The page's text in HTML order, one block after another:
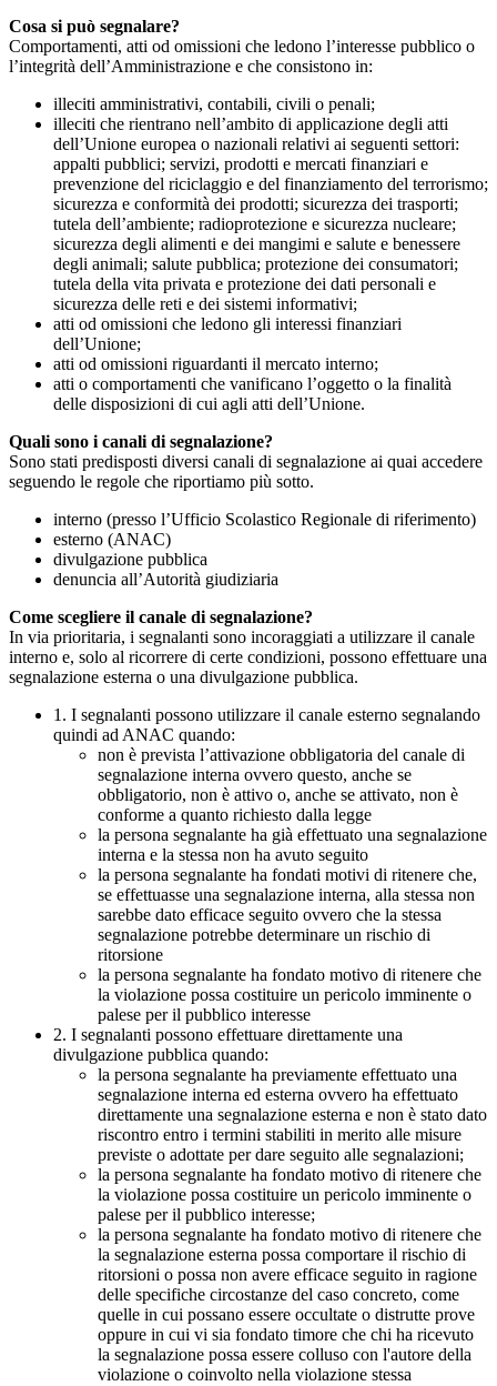
Cosa si può segnalare?
Comportamenti, atti od omissioni che ledono l’interesse pubblico o
l’integrità dell’Amministrazione e che consistono in:
illeciti amministrativi, contabili, civili o penali;
illeciti che rientrano nell’ambito di applicazione degli atti
dell’Unione europea o nazionali relativi ai seguenti settori:
appalti pubblici; servizi, prodotti e mercati finanziari e
prevenzione del riciclaggio e del finanziamento del terrorismo;
sicurezza e conformità dei prodotti; sicurezza dei trasporti;
tutela dell’ambiente; radioprotezione e sicurezza nucleare;
sicurezza degli alimenti e dei mangimi e salute e benessere
degli animali; salute pubblica; protezione dei consumatori;
tutela della vita privata e protezione dei dati personali e
sicurezza delle reti e dei sistemi informativi;
atti od omissioni che ledono gli interessi finanziari
dell’Unione;
atti od omissioni riguardanti il mercato interno;
atti o comportamenti che vanificano l’oggetto o la finalità
delle disposizioni di cui agli atti dell’Unione.
Quali sono i canali di segnalazione?
Sono stati predisposti diversi canali di segnalazione ai quai accedere
seguendo le regole che riportiamo più sotto.
interno (presso l’Ufficio Scolastico Regionale di riferimento)
esterno (ANAC)
divulgazione pubblica
denuncia all’Autorità giudiziaria
Come scegliere il canale di segnalazione?
In via prioritaria, i segnalanti sono incoraggiati a utilizzare il canale
interno e, solo al ricorrere di certe condizioni, possono effettuare una
segnalazione esterna o una divulgazione pubblica.
1. I segnalanti possono utilizzare il canale esterno segnalando
quindi ad ANAC quando:
non è prevista l’attivazione obbligatoria del canale di
segnalazione interna ovvero questo, anche se
obbligatorio, non è attivo o, anche se attivato, non è
conforme a quanto richiesto dalla legge
la persona segnalante ha già effettuato una segnalazione
interna e la stessa non ha avuto seguito
la persona segnalante ha fondati motivi di ritenere che,
se effettuasse una segnalazione interna, alla stessa non
sarebbe dato efficace seguito ovvero che la stessa
segnalazione potrebbe determinare un rischio di
ritorsione
la persona segnalante ha fondato motivo di ritenere che
la violazione possa costituire un pericolo imminente o
palese per il pubblico interesse
2. I segnalanti possono effettuare direttamente una
divulgazione pubblica quando:
la persona segnalante ha previamente effettuato una
segnalazione interna ed esterna ovvero ha effettuato
direttamente una segnalazione esterna e non è stato dato
riscontro entro i termini stabiliti in merito alle misure
previste o adottate per dare seguito alle segnalazioni;
la persona segnalante ha fondato motivo di ritenere che
la violazione possa costituire un pericolo imminente o
palese per il pubblico interesse;
la persona segnalante ha fondato motivo di ritenere che
la segnalazione esterna possa comportare il rischio di
ritorsioni o possa non avere efficace seguito in ragione
delle specifiche circostanze del caso concreto, come
quelle in cui possano essere occultate o distrutte prove
oppure in cui vi sia fondato timore che chi ha ricevuto
la segnalazione possa essere colluso con l'autore della
violazione o coinvolto nella violazione stessa